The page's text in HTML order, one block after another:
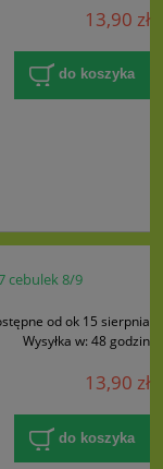
13,90 zł
do koszyka
cebulek 8/9
od ok 15 sierpnia
Wysyłka w: 48 godzin
13,90 zł
do koszyka